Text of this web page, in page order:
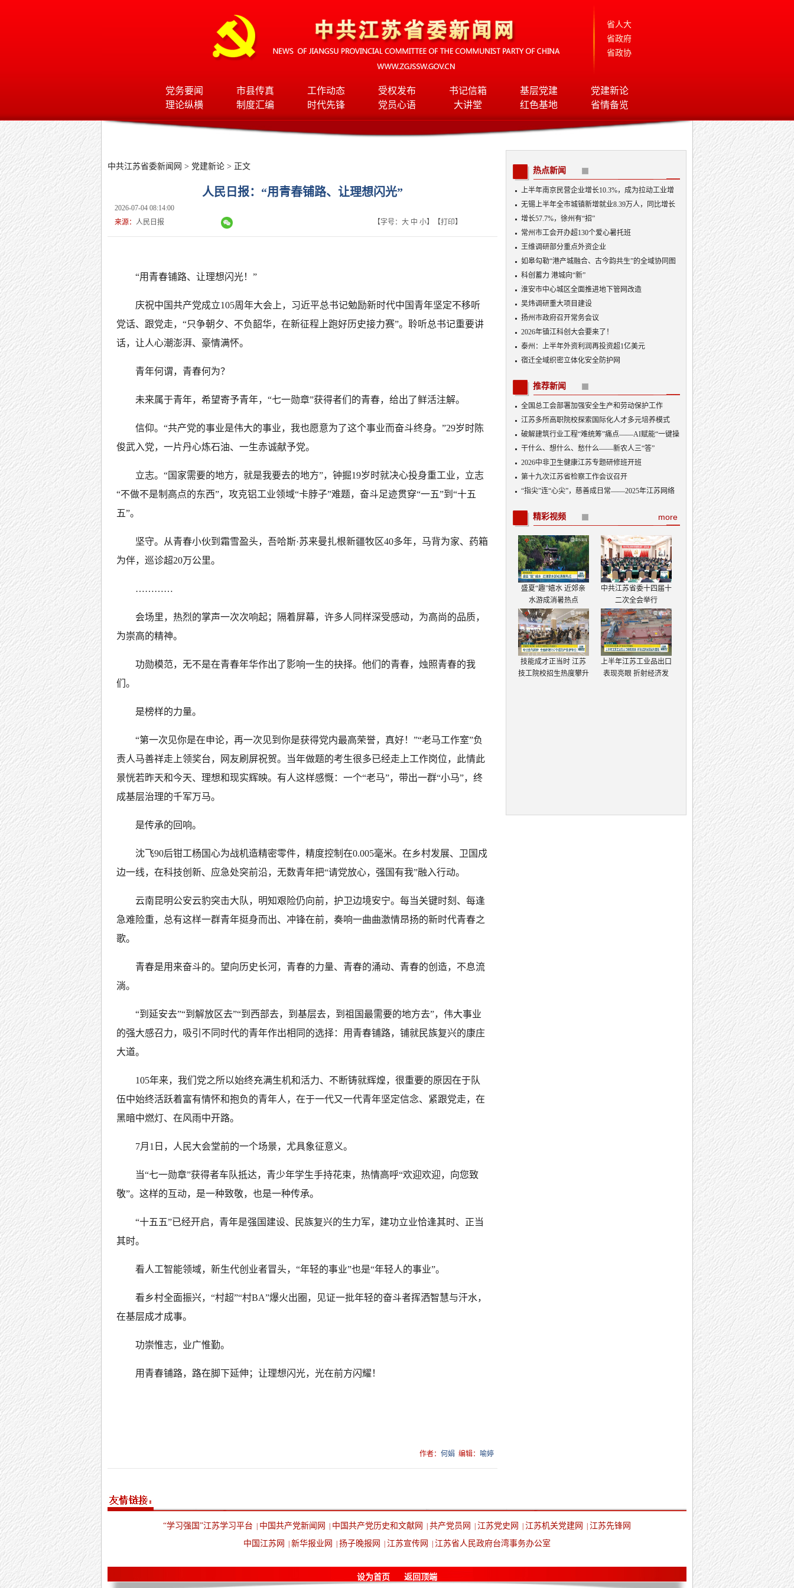
省人大
省政府
省政协
党务要闻 市县传真 工作动态 受权发布 书记信箱 基层党建
党建新论
理论纵横
制度汇编 时代先锋 党员心语 大讲堂 红色基地 省情备览
中共江苏省委新闻网 > 党建新论 > 正文
人民日报：“用青春铺路、让理想闪光”
2026-07-04 08:14:00
来源： 人民日报 【字号： 大 中 小】【打印】
“用青春铺路、让理想闪光！”
庆祝中国共产党成立105周年大会上，习近平总书记勉励新时代中国青年坚定不移听
党话、跟党走，“只争朝夕、不负韶华，在新征程上跑好历史接力赛”。聆听总书记重要讲
话，让人心潮澎湃、豪情满怀。
青年何谓，青春何为？
未来属于青年，希望寄予青年，“七一勋章”获得者们的青春，给出了鲜活注解。
信仰。“共产党的事业是伟大的事业，我也愿意为了这个事业而奋斗终身。”29岁时陈
俊武入党，一片丹心炼石油、一生赤诚献予党。
立志。“国家需要的地方，就是我要去的地方”，钟掘19岁时就决心投身重工业，立志
“不做不是制高点的东西”，攻克铝工业领域“卡脖子”难题，奋斗足迹贯穿“一五”到“十五
五”。
坚守。从青春小伙到霜雪盈头，吾哈斯·苏来曼扎根新疆牧区40多年，马背为家、药箱
为伴，巡诊超20万公里。
…………
会场里，热烈的掌声一次次响起；隔着屏幕，许多人同样深受感动，为高尚的品质，
为崇高的精神。
功勋模范，无不是在青春年华作出了影响一生的抉择。他们的青春，烛照青春的我
们。
是榜样的力量。
“第一次见你是在申论，再一次见到你是获得党内最高荣誉，真好！”“老马工作室”负
责人马善祥走上领奖台，网友刷屏祝贺。当年做题的考生很多已经走上工作岗位，此情此
景恍若昨天和今天、理想和现实辉映。有人这样感慨：一个“老马”，带出一群“小马”，终
成基层治理的千军万马。
是传承的回响。
沈飞90后钳工杨国心为战机造精密零件，精度控制在0.005毫米。在乡村发展、卫国戍
边一线，在科技创新、应急处突前沿，无数青年把“请党放心，强国有我”融入行动。
云南昆明公安云豹突击大队，明知艰险仍向前，护卫边境安宁。每当关键时刻、每逢
急难险重，总有这样一群青年挺身而出、冲锋在前，奏响一曲曲激情昂扬的新时代青春之
歌。
青春是用来奋斗的。望向历史长河，青春的力量、青春的涌动、青春的创造，不息流
淌。
“到延安去”“到解放区去”“到西部去，到基层去，到祖国最需要的地方去”，伟大事业
的强大感召力，吸引不同时代的青年作出相同的选择：用青春铺路，铺就民族复兴的康庄
大道。
105年来，我们党之所以始终充满生机和活力、不断铸就辉煌，很重要的原因在于队
伍中始终活跃着富有情怀和抱负的青年人，在于一代又一代青年坚定信念、紧跟党走，在
黑暗中燃灯、在风雨中开路。
7月1日，人民大会堂前的一个场景，尤具象征意义。
当“七一勋章”获得者车队抵达，青少年学生手持花束，热情高呼“欢迎欢迎，向您致
敬”。这样的互动，是一种致敬，也是一种传承。
“十五五”已经开启，青年是强国建设、民族复兴的生力军，建功立业恰逢其时、正当
其时。
看人工智能领域，新生代创业者冒头，“年轻的事业”也是“年轻人的事业”。
看乡村全面振兴，“村超”“村BA”爆火出圈，见证一批年轻的奋斗者挥洒智慧与汗水，
在基层成才成事。
功崇惟志，业广惟勤。
用青春铺路，路在脚下延伸；让理想闪光，光在前方闪耀！
作者： 何娟 编辑： 喻婷
热点新闻
上半年南京民营企业增长10.3%，成为拉动工业增
长的“主引擎”
无锡上半年全市城镇新增就业8.39万人，同比增长
17.96%
增长57.7%，徐州有“招”
常州市工会开办超130个爱心暑托班
王维调研部分重点外资企业
如皋勾勒“港产城融合、古今韵共生”的全域协同图
景
科创蓄力 港城向“新”
淮安市中心城区全面推进地下管网改造
吴炜调研重大项目建设
扬州市政府召开常务会议
2026年镇江科创大会要来了！
泰州：上半年外资利润再投资超1亿美元
宿迁全域织密立体化安全防护网
推荐新闻
全国总工会部署加强安全生产和劳动保护工作
江苏多所高职院校探索国际化人才多元培养模式
破解建筑行业工程“难统筹”痛点——AI赋能“一键操
作快速上手”
干什么、想什么、愁什么——新农人三“答”
2026中非卫生健康江苏专题研修班开班
第十九次江苏省检察工作会议召开
“指尖”连“心尖”，慈善成日常——2025年江苏网络
more
精彩视频
盛夏“趣”嬉水 近郊亲
水游成消暑热点
中共江苏省委十四届十
二次全会举行
技能成才正当时 江苏
技工院校招生热度攀升
上半年江苏工业品出口
表现亮眼 折射经济发
“学习强国”江苏学习平台 中国共产党新闻网 中国共产党历史和文献网 共产党员网 江苏党史网 江苏机关党建网
江苏先锋网
中国江苏网
新华报业网 扬子晚报网 江苏宣传网 江苏省人民政府台湾事务办公室
设为首页 返回顶端